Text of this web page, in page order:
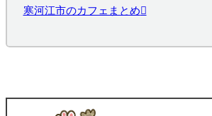
寒河江市のカフェまとめ